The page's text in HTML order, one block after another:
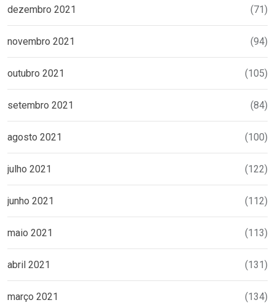
dezembro 2021 (71)
novembro 2021 (94)
outubro 2021 (105)
setembro 2021 (84)
agosto 2021 (100)
julho 2021 (122)
junho 2021 (112)
maio 2021 (113)
abril 2021 (131)
março 2021 (134)